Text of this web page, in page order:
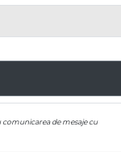
de mesaje cu